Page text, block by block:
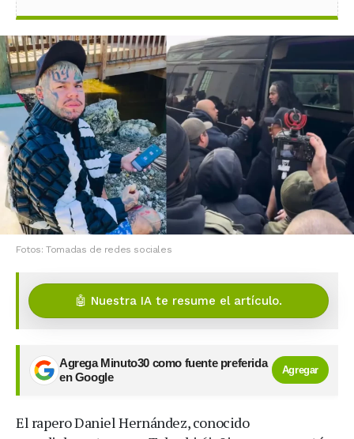
Fotos: Tomadas de redes sociales
🤖 Nuestra IA te resume el artículo.
Agrega Minuto30 como fuente preferida
en Google
Agregar
El rapero Daniel Hernández, conocido